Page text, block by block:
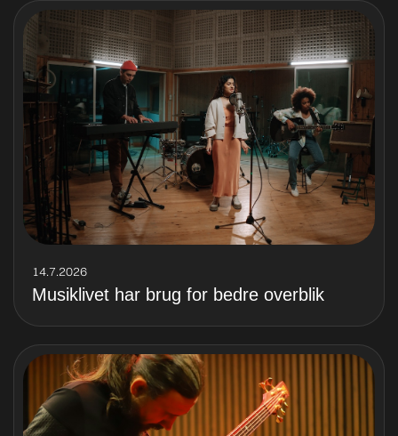
14.7.2026
Musiklivet har brug for bedre overblik